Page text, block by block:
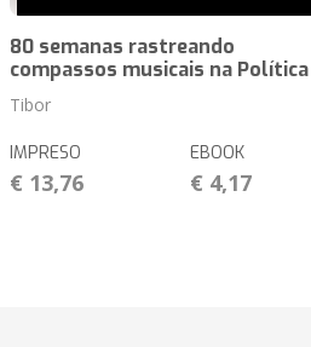
80 semanas rastreando
compassos musicais na Política
Tibor
IMPRESO
€ 13,76
EBOOK
€ 4,17